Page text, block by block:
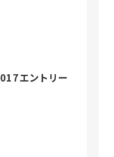
エントリー